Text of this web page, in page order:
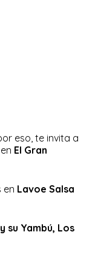
eso, te invita a
El Gran
en Lavoe Salsa
su Yambú, Los